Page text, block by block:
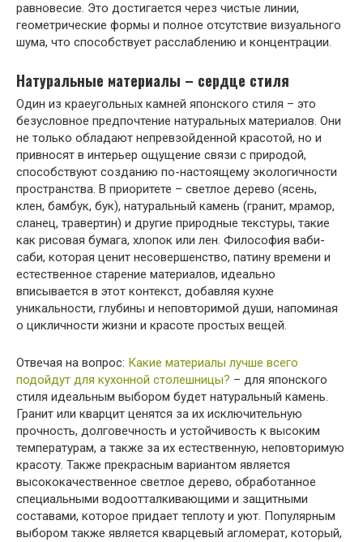
равновесие. Это достигается через чистые линии,
геометрические формы и полное отсутствие визуального
шума, что способствует расслаблению и концентрации.
Натуральные материалы – сердце стиля
Один из краеугольных камней японского стиля – это
безусловное предпочтение натуральных материалов. Они
не только обладают непревзойденной красотой, но и
привносят в интерьер ощущение связи с природой,
способствуют созданию по-настоящему экологичности
пространства. В приоритете – светлое дерево (ясень,
клен, бамбук, бук), натуральный камень (гранит, мрамор,
сланец, травертин) и другие природные текстуры, такие
как рисовая бумага, хлопок или лен. Философия ваби-
саби, которая ценит несовершенство, патину времени и
естественное старение материалов, идеально
вписывается в этот контекст, добавляя кухне
уникальности, глубины и неповторимой души, напоминая
о цикличности жизни и красоте простых вещей.
Отвечая на вопрос: Какие материалы лучше всего
подойдут для кухонной столешницы? – для японского
стиля идеальным выбором будет натуральный камень.
Гранит или кварцит ценятся за их исключительную
прочность, долговечность и устойчивость к высоким
температурам, а также за их естественную, неповторимую
красоту. Также прекрасным вариантом является
высококачественное светлое дерево, обработанное
специальными водоотталкивающими и защитными
составами, которое придает теплоту и уют. Популярным
выбором также является кварцевый агломерат, который,